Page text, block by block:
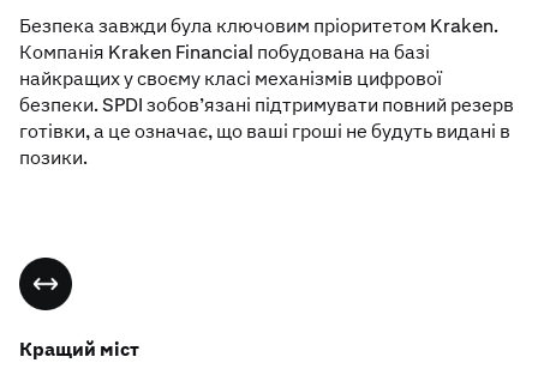
Безпека завжди була ключовим пріоритетом Kraken.
Компанія Kraken Financial побудована на базі
найкращих у своєму класі механізмів цифрової
безпеки. SPDI зобов’язані підтримувати повний резерв
готівки, а це означає, що ваші гроші не будуть видані в
позики.
Кращий міст